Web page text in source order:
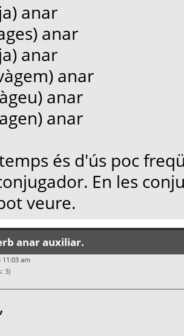
anar
anar
anar
anar
anar
anar
és d'ús poc
En les
veure.
anar auxiliar.
11:03 am
3)